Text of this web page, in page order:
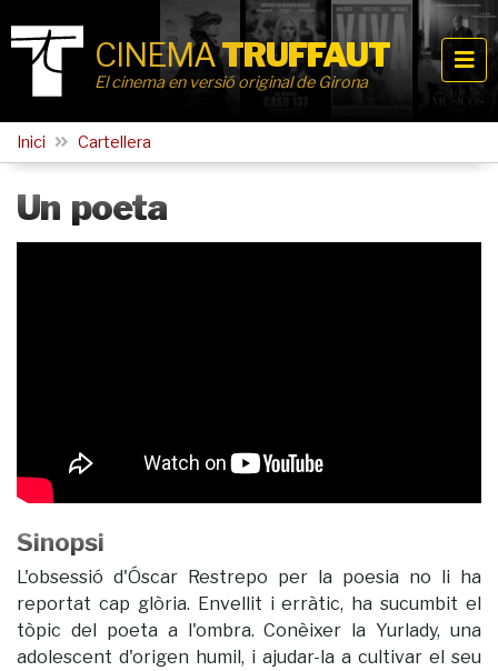
CINEMATRUFFAUT
El cinema en versió original de Girona
Inici Cartellera
Un poeta
Sinopsi
L'obsessió d'Óscar Restrepo per la poesia no li ha
reportat cap glòria. Envellit i erràtic, ha sucumbit el
tòpic del poeta a l'ombra. Conèixer la Yurlady, una
adolescent d'origen humil, i ajudar-la a cultivar el seu